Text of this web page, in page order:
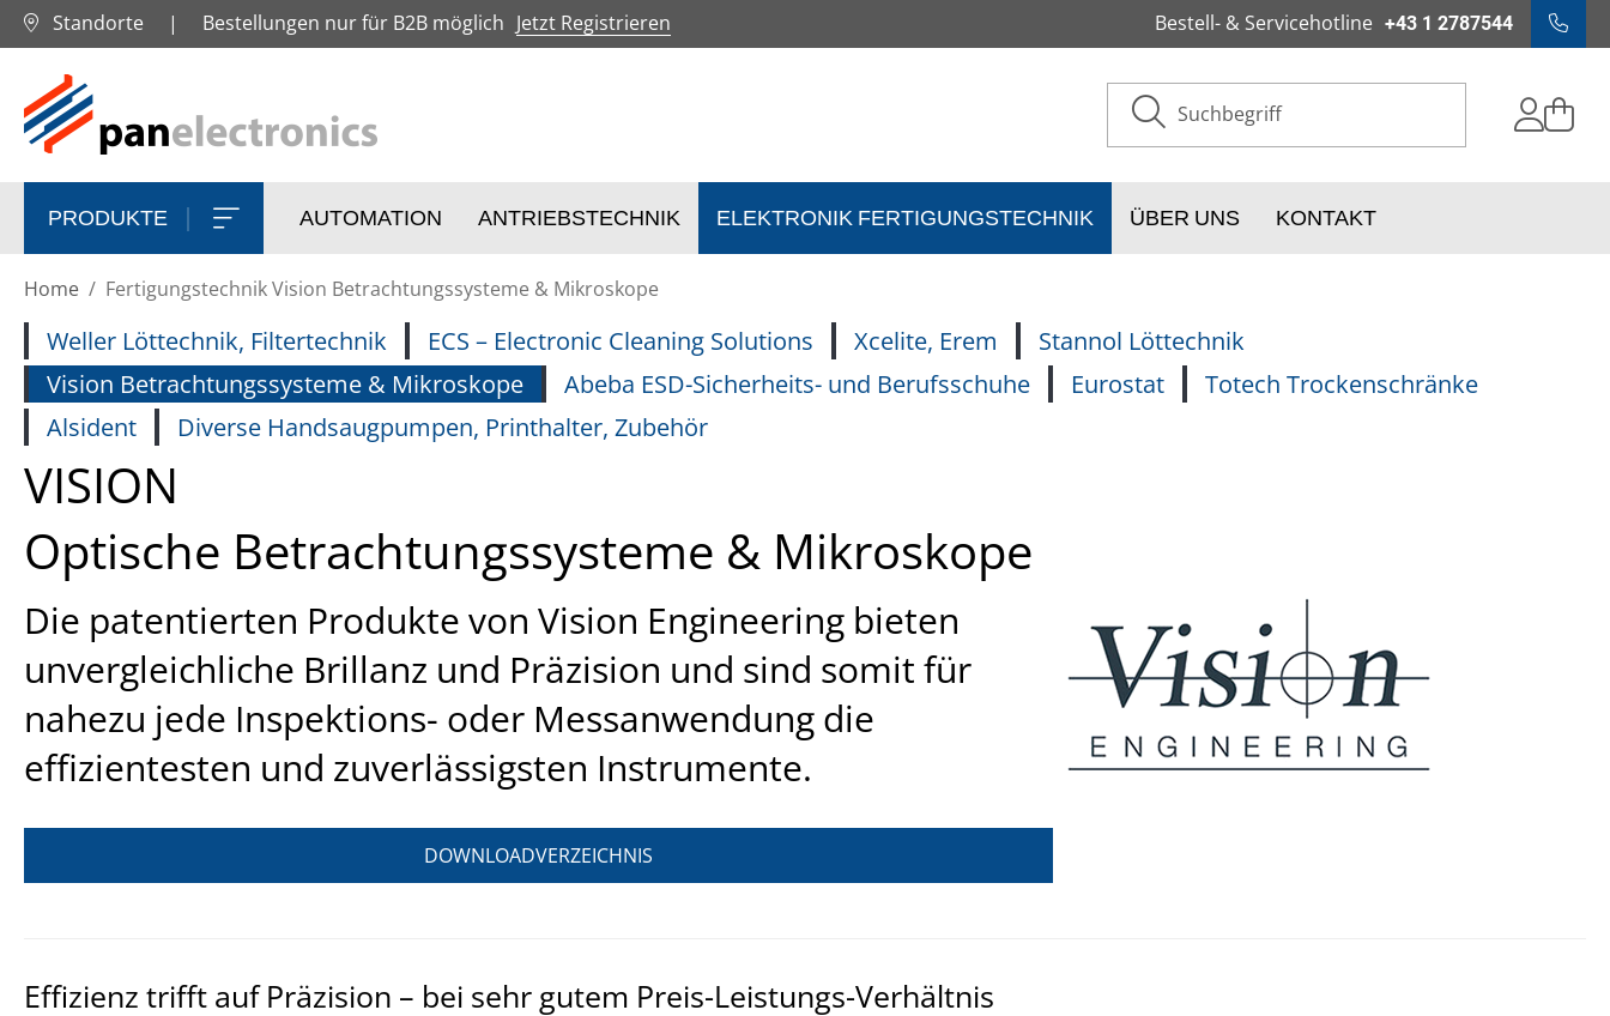
Standorte | Bestellungen nur für B2B möglich Jetzt Registrieren Bestell- & Servicehotline +43 1 2787544
PRODUKTE AUTOMATION ANTRIEBSTECHNIK ELEKTRONIK FERTIGUNGSTECHNIK ÜBER UNS KONTAKT
Home Fertigungstechnik Vision Betrachtungssysteme & Mikroskope
Weller Löttechnik, Filtertechnik ECS – Electronic Cleaning Solutions Xcelite, Erem
Stannol Löttechnik
Vision Betrachtungssysteme & Mikroskope
Abeba ESD-Sicherheits- und Berufsschuhe Eurostat
Totech Trockenschränke
Alsident
Diverse Handsaugpumpen, Printhalter, Zubehör
VISION
Optische Betrachtungssysteme & Mikroskope
Die patentierten Produkte von Vision Engineering bieten
unvergleichliche Brillanz und Präzision und sind somit für
nahezu jede Inspektions- oder Messanwendung die
effizientesten und zuverlässigsten Instrumente.
DOWNLOADVERZEICHNIS
Effizienz trifft auf Präzision – bei sehr gutem Preis-Leistungs-Verhältnis